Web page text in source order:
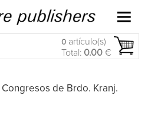
0 artículo(s)
Total: 0.00 €
de Brdo. Kranj.